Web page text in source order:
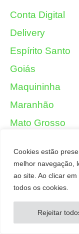
Cookies estão
melhor navegação,
ao site. Ao clicar
todos os cookies.
Rejeitar
Conta Digital
Delivery
Espírito Santo
Goiás
Maquininha
Maranhão
Mato Grosso
Minas Gerais
Negócios
Paraíba